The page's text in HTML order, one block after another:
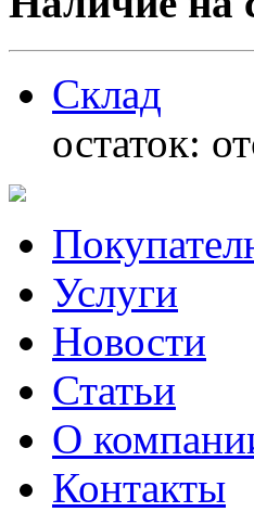
Склад
остаток:
Услуги
Новости
Статьи
О
Контакты